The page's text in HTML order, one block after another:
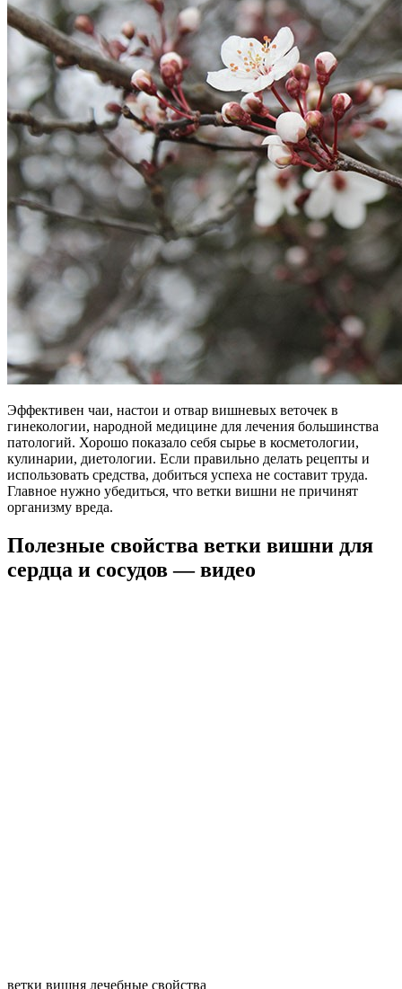
Эффективен чаи, настои и отвар вишневых веточек в
гинекологии, народной медицине для лечения большинства
патологий. Хорошо показало себя сырье в косметологии,
кулинарии, диетологии. Если правильно делать рецепты и
использовать средства, добиться успеха не составит труда.
Главное нужно убедиться, что ветки вишни не причинят
организму вреда.
Полезные свойства ветки вишни для
сердца и сосудов — видео
ветки вишня лечебные свойства